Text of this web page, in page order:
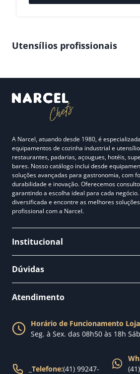
Utensílios profissionais
A Narcel, atuando desde 1980, é
equipamentos de cozinha industrial e
restaurantes, padarias, açougues, hotéis,
bares. Nosso catálogo inclui desde
soluções avançadas para gastronomia, com
durabilidade e inovação. Oferecemos
garantindo a escolha ideal para cada
diversificada e encontre as melhores
profissional com a Narcel.
Institucional
Fale conosco
Nossa loja
Dúvidas
Política de Trocas
Política de Entrega
Atendimento
Horário de Funcionamento Loja
Seg. à Sex. das 08h50 às 18h
Telefone:(41) 99247-